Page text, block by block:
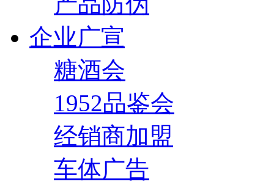
企业广宣
糖酒会
1952品鉴会
经销商加盟
车体广告